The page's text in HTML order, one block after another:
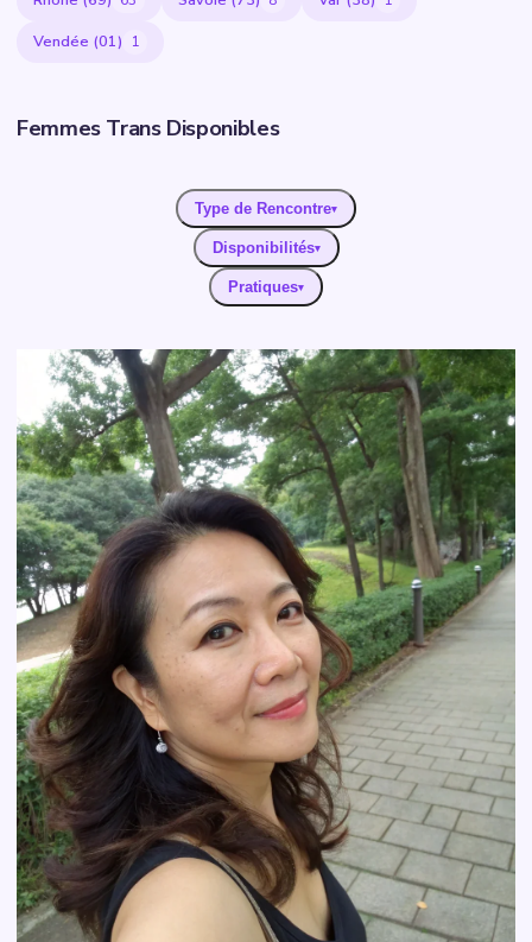
Vendée (01) 1
Femmes Trans Disponibles
Type de Rencontre▾
Disponibilités▾
Pratiques▾